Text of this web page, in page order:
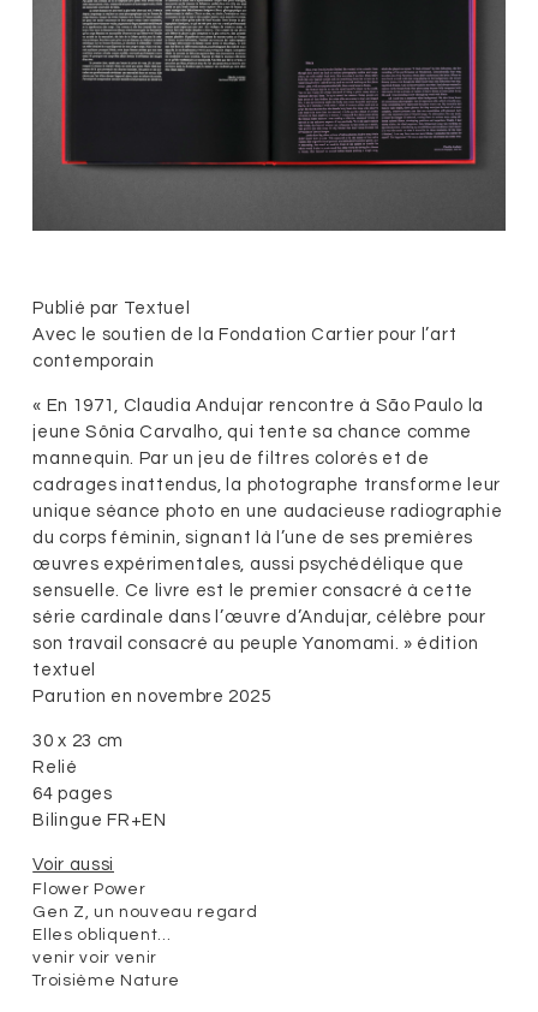
Publié par Textuel
Avec le soutien de la Fondation Cartier pour l’art
contemporain
« En 1971, Claudia Andujar rencontre à São Paulo la
jeune Sônia Carvalho, qui tente sa chance comme
mannequin. Par un jeu de filtres colorés et de
cadrages inattendus, la photographe transforme leur
unique séance photo en une audacieuse radiographie
du corps féminin, signant là l’une de ses premières
œuvres expérimentales, aussi psychédélique que
sensuelle. Ce livre est le premier consacré à cette
série cardinale dans l’œuvre d’Andujar, célèbre pour
son travail consacré au peuple Yanomami. » édition
textuel
Parution en novembre 2025
30 x 23 cm
Relié
64 pages
Bilingue FR+EN
Voir aussi
Flower Power
Gen Z, un nouveau regard
Elles obliquent…
venir voir venir
Troisième Nature